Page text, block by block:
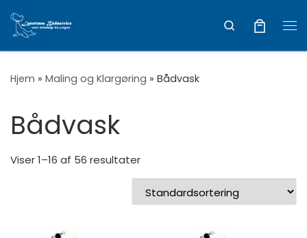
Vis hele indholdet
Search
Hjem » Maling og Klargøring » Bådvask
Bådvask
Viser 1–16 af 56 resultater